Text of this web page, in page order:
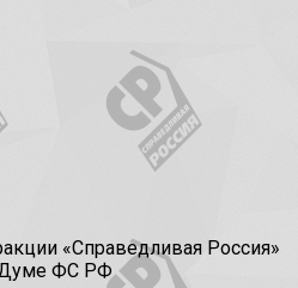
«Справедливая Россия»
Думе ФС РФ